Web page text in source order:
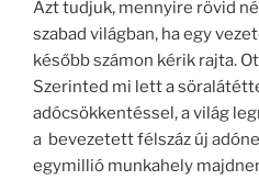
Azt tudjuk, mennyire rövid
szabad világban, ha egy
később számon kérik rajta.
Szerinted mi lett a
adócsökkentéssel, a világ
a bevezetett félszáz új
egymillió munkahely